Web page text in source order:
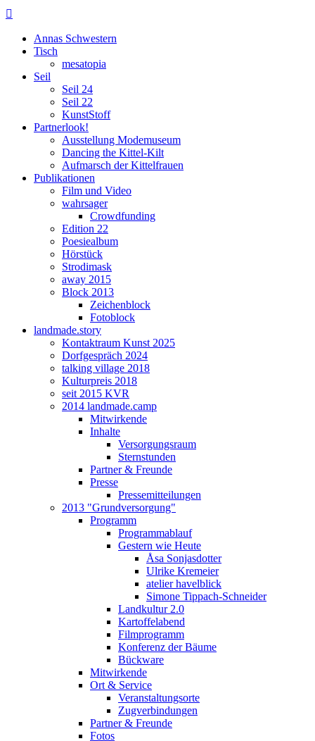

Annas Schwestern
Tisch
mesatopia
Seil
Seil 24
Seil 22
KunstStoff
Partnerlook!
Ausstellung Modemuseum
Dancing the Kittel-Kilt
Aufmarsch der Kittelfrauen
Publikationen
Film und Video
wahrsager
Crowdfunding
Edition 22
Poesiealbum
Hörstück
Strodimask
away 2015
Block 2013
Zeichenblock
Fotoblock
landmade.story
Kontaktraum Kunst 2025
Dorfgespräch 2024
talking village 2018
Kulturpreis 2018
seit 2015 KVR
2014 landmade.camp
Mitwirkende
Inhalte
Versorgungsraum
Sternstunden
Partner & Freunde
Presse
Pressemitteilungen
2013 "Grundversorgung"
Programm
Programmablauf
Gestern wie Heute
Åsa Sonjasdotter
Ulrike Kremeier
atelier havelblick
Simone Tippach-Schneider
Landkultur 2.0
Kartoffelabend
Filmprogramm
Konferenz der Bäume
Bückware
Mitwirkende
Ort & Service
Veranstaltungsorte
Zugverbindungen
Partner & Freunde
Fotos